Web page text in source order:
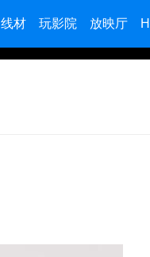
线材 玩影院 放映厅